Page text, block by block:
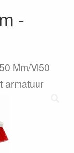
-
Mm/Vl50
armatuur